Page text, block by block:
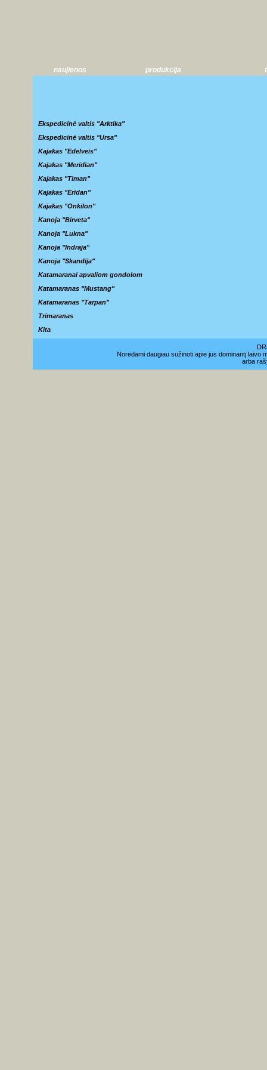
naujienos produkcija
Ekspedicinė valtis "Arktika"
Ekspedicinė valtis "Ursa"
Kajakas "Edelveis"
Kajakas "Meridian"
Kajakas "Timan"
Kajakas "Eridan"
Kajakas "Onkilon"
Kanoja "Birveta"
Kanoja "Lukna"
Kanoja "Indraja"
Kanoja "Skandija"
Katamaranai apvaliom gondolom
Katamaranas "Mustang"
Katamaranas "Tarpan"
Trimaranas
Kita
Norėdami daugiau sužinoti apie jus dominantį
arba